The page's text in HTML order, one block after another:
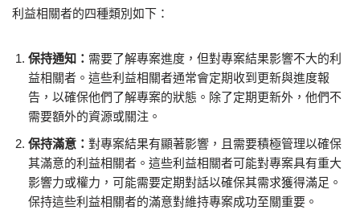
利益相關者的四種類別如下：
保持通知： 需要了解專案進度，但對專案結果影響不大的利
益相關者。這些利益相關者通常會定期收到更新與進度報
告，以確保他們了解專案的狀態。除了定期更新外，他們不
需要額外的資源或關注。
保持滿意： 對專案結果有顯著影響，且需要積極管理以確保
其滿意的利益相關者。這些利益相關者可能對專案具有重大
影響力或權力，可能需要定期對話以確保其需求獲得滿足。
保持這些利益相關者的滿意對維持專案成功至關重要。